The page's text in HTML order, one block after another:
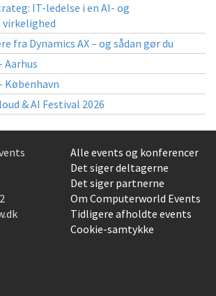
IT-ledelse i en AI- og
fra Dynamics AX – og sådan gør du
Aarhus
København
& AI Festival 2026
Alle events og konferencer
Det siger deltagerne
Det siger partnerne
Om Computerworld Events
Tidligere afholdte events
Cookie-samtykke